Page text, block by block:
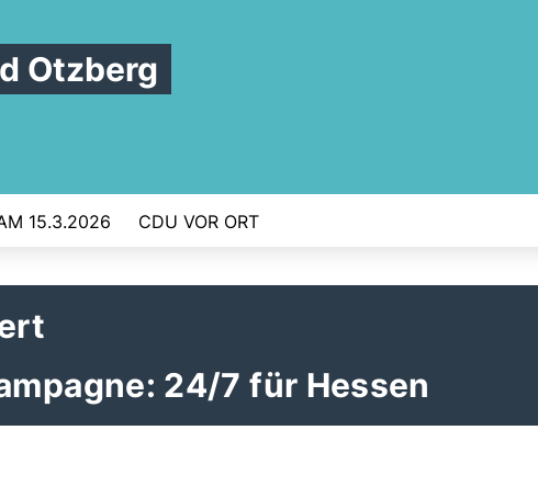
Otzberg
15.3.2026 CDU VOR ORT
24/7 für Hessen